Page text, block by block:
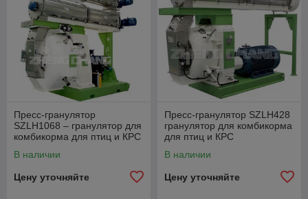
Пресс-гранулятор
SZLH1068 – гранулятор для
комбикорма для птиц и КРС
В наличии
Цену уточняйте
Пресс-гранулятор SZLH428
гранулятор для комбикорма
для птиц и КРС
В наличии
Цену уточняйте